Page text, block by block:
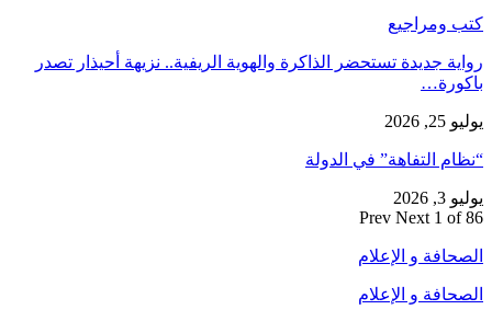
كتب ومراجيع
رواية جديدة تستحضر الذاكرة والهوية الريفية.. نزيهة أحيذار تصدر
باكورة…
يوليو 25, 2026
“نظام التفاهة” في الدولة
يوليو 3, 2026
Prev Next 1 of 86
الصحافة و الإعلام
الصحافة و الإعلام